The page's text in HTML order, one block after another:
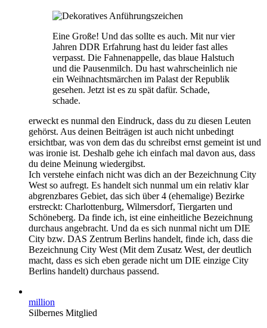
Eine Große! Und das sollte es auch. Mit nur vier
Jahren DDR Erfahrung hast du leider fast alles
verpasst. Die Fahnenappelle, das blaue Halstuch
und die Pausenmilch. Du hast wahrscheinlich nie
ein Weihnachtsmärchen im Palast der Republik
gesehen. Jetzt ist es zu spät dafür. Schade,
schade.
erweckt es nunmal den Eindruck, dass du zu diesen Leuten
gehörst. Aus deinen Beiträgen ist auch nicht unbedingt
ersichtbar, was von dem das du schreibst ernst gemeint ist und
was ironie ist. Deshalb gehe ich einfach mal davon aus, dass
du deine Meinung wiedergibst.
Ich verstehe einfach nicht was dich an der Bezeichnung City
West so aufregt. Es handelt sich nunmal um ein relativ klar
abgrenzbares Gebiet, das sich über 4 (ehemalige) Bezirke
erstreckt: Charlottenburg, Wilmersdorf, Tiergarten und
Schöneberg. Da finde ich, ist eine einheitliche Bezeichnung
durchaus angebracht. Und da es sich nunmal nicht um DIE
City bzw. DAS Zentrum Berlins handelt, finde ich, dass die
Bezeichnung City West (Mit dem Zusatz West, der deutlich
macht, dass es sich eben gerade nicht um DIE einzige City
Berlins handelt) durchaus passend.
million
Silbernes Mitglied